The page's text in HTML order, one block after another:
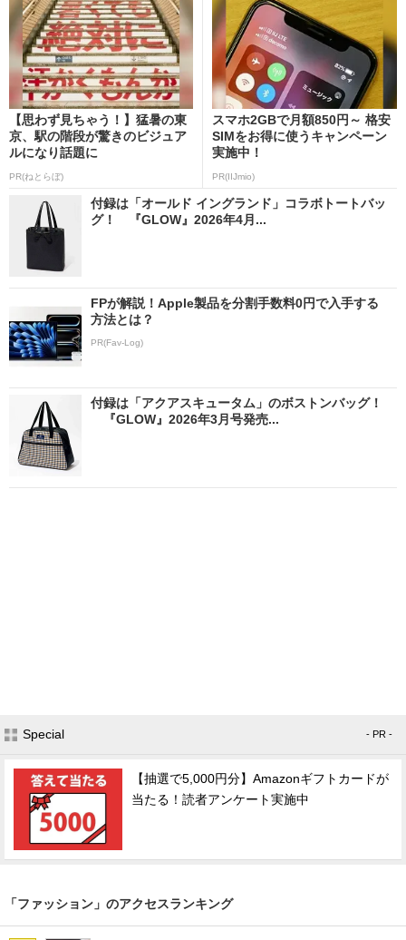
【思わず見ちゃう！】猛暑の東
京、駅の階段が驚きのビジュア
ルになり話題に
PR(ねとらぼ)
スマホ2GBで月額850円～ 格安
SIMをお得に使うキャンペーン
実施中！
PR(IIJmio)
付録は「オールド イングランド」コラボトートバッ
グ！ 『GLOW』2026年4月...
FPが解説！Apple製品を分割手数料0円で入手する
方法とは？
PR(Fav-Log)
付録は「アクアスキュータム」のボストンバッグ！
『GLOW』2026年3月号発売...
Special - PR -
【抽選で5,000円分】Amazonギフトカードが
当たる！読者アンケート実施中
「ファッション」のアクセスランキング